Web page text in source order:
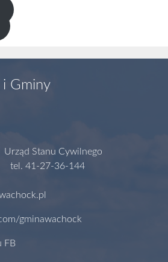
Gminy
Stanu Cywilnego
41-27-36-144
gminawachock
FB